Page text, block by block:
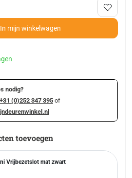
In mijn winkelwagen
nodig?
+31 (0)252 347 395 of
toevoegen
Vrijbezetslot mat zwart